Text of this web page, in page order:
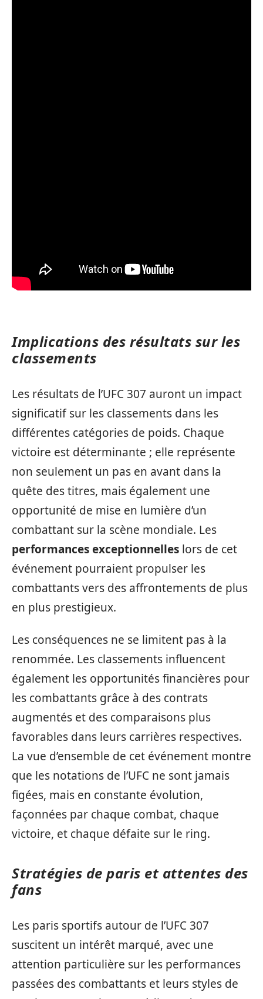
Implications des résultats sur les
classements
Les résultats de l’UFC 307 auront un impact
significatif sur les classements dans les
différentes catégories de poids. Chaque
victoire est déterminante ; elle représente
non seulement un pas en avant dans la
quête des titres, mais également une
opportunité de mise en lumière d’un
combattant sur la scène mondiale. Les
performances exceptionnelles lors de cet
événement pourraient propulser les
combattants vers des affrontements de plus
en plus prestigieux.
Les conséquences ne se limitent pas à la
renommée. Les classements influencent
également les opportunités financières pour
les combattants grâce à des contrats
augmentés et des comparaisons plus
favorables dans leurs carrières respectives.
La vue d’ensemble de cet événement montre
que les notations de l’UFC ne sont jamais
figées, mais en constante évolution,
façonnées par chaque combat, chaque
victoire, et chaque défaite sur le ring.
Stratégies de paris et attentes des
fans
Les paris sportifs autour de l’UFC 307
suscitent un intérêt marqué, avec une
attention particulière sur les performances
passées des combattants et leurs styles de